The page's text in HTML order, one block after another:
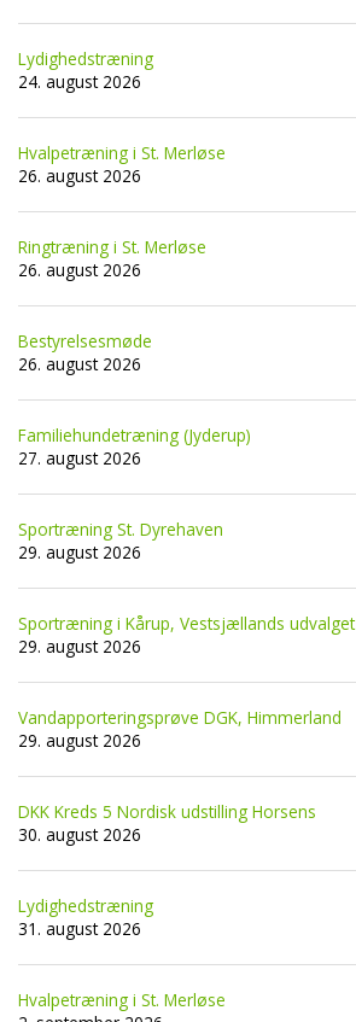
Lydighedstræning
24. august 2026
Hvalpetræning i St. Merløse
26. august 2026
Ringtræning i St. Merløse
26. august 2026
Bestyrelsesmøde
26. august 2026
Familiehundetræning (Jyderup)
27. august 2026
Sportræning St. Dyrehaven
29. august 2026
Sportræning i Kårup, Vestsjællands udvalget
29. august 2026
Vandapporteringsprøve DGK, Himmerland
29. august 2026
DKK Kreds 5 Nordisk udstilling Horsens
30. august 2026
Lydighedstræning
31. august 2026
Hvalpetræning i St. Merløse